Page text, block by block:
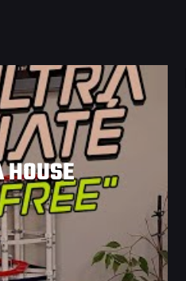
HOUSE